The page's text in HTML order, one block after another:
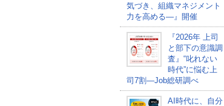
気づき、組織マネジメント
力を高める―』開催
『2026年 上司
と部下の意識調
査』“叱れない
時代”に悩む上
司7割―Job総研調べ
AI時代に、自分